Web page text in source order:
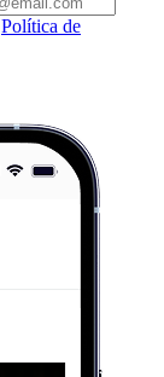
Política de